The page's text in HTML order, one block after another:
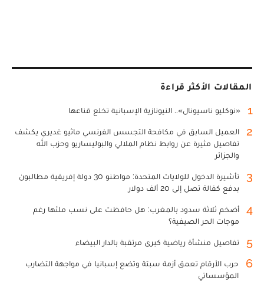
المقالات الأكثر قراءة
1 «نوكليو ناسيونال».. النيونازية الإسبانية تخلع قناعها
2
العميل السابق في مكافحة التجسس الفرنسي ماثيو غديري يكشف
تفاصيل مثيرة عن روابط نظام الملالي والبوليساريو وحزب الله
والجزائر
3
تأشيرة الدخول للولايات المتحدة: مواطنو 30 دولة إفريقية مطالبون
بدفع كفالة تصل إلى 20 ألف دولار
4
أضخم ثلاثة سدود بالمغرب: هل حافظت على نسب ملئها رغم
موجات الحر الصيفية؟
5 تفاصيل منشأة رياضية كبرى مرتقبة بالدار البيضاء
6
حرب الأرقام تعمق أزمة سبتة وتضع إسبانيا في مواجهة التضارب
المؤسساتي